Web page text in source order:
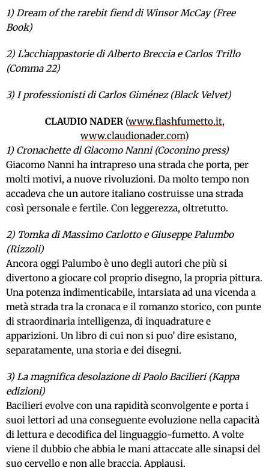
1) Dream of the rarebit fiend di Winsor McCay (Free
Book)
2) L’acchiappastorie di Alberto Breccia e Carlos Trillo
(Comma 22)
3) I professionisti di Carlos Giménez (Black Velvet)
CLAUDIO NADER(www.flashfumetto.it,
www.claudionader.com)
1) Cronachette di Giacomo Nanni (Coconino press)
Giacomo Nanni ha intrapreso una strada che porta, per
molti motivi, a nuove rivoluzioni. Da molto tempo non
accadeva che un autore italiano costruisse una strada
così personale e fertile. Con leggerezza, oltretutto.
2) Tomka di Massimo Carlotto e Giuseppe Palumbo
(Rizzoli)
Ancora oggi Palumbo è uno degli autori che più si
divertono a giocare col proprio disegno, la propria pittura.
Una potenza indimenticabile, intarsiata ad una vicenda a
metà strada tra la cronaca e il romanzo storico, con punte
di straordinaria intelligenza, di inquadrature e
apparizioni. Un libro di cui non si puo’ dire esistano,
separatamente, una storia e dei disegni.
3) La magnifica desolazione di Paolo Bacilieri (Kappa
edizioni)
Bacilieri evolve con una rapidità sconvolgente e porta i
suoi lettori ad una conseguente evoluzione nella capacità
di lettura e decodifica del linguaggio-fumetto. A volte
viene il dubbio che abbia le mani attaccate alle sinapsi del
suo cervello e non alle braccia. Applausi.